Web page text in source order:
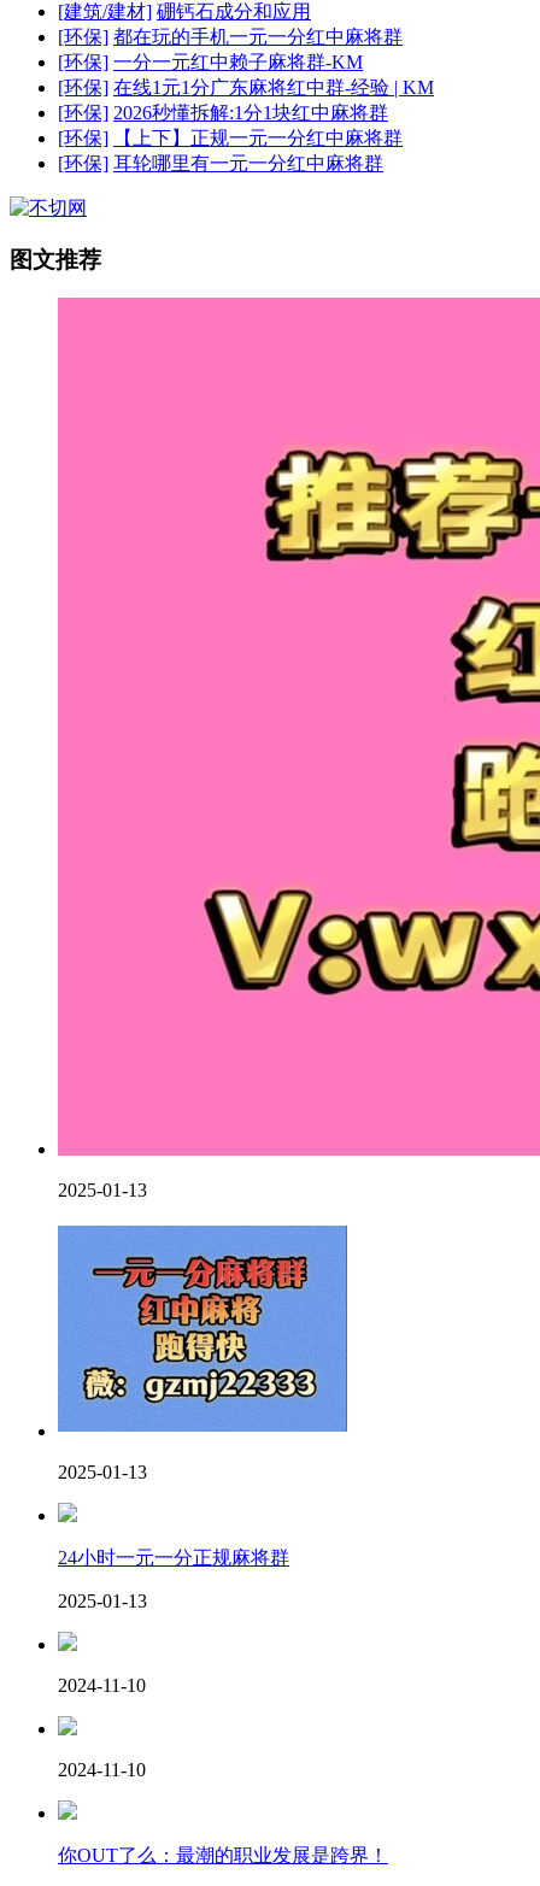
[建筑/建材] 硼钙石成分和应用
[环保] 都在玩的手机一元一分红中麻将群
[环保] 一分一元红中赖子麻将群-KM
[环保] 在线1元1分广东麻将红中群-经验 | KM
[环保] 2026秒懂拆解:1分1块红中麻将群
[环保]
【上下】正规一元一分红中麻将群
[环保] 耳轮哪里有一元一分红中麻将群
图文推荐
2025-01-13
2025-01-13
24小时一元一分正规麻将群
2025-01-13
2024-11-10
2024-11-10
你OUT了么：最潮的职业发展是跨界！